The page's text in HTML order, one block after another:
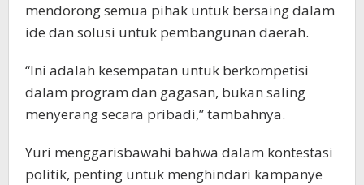
mendorong semua pihak untuk bersaing dalam
ide dan solusi untuk pembangunan daerah.
“Ini adalah kesempatan untuk berkompetisi
dalam program dan gagasan, bukan saling
menyerang secara pribadi,” tambahnya.
Yuri menggarisbawahi bahwa dalam kontestasi
politik, penting untuk menghindari kampanye